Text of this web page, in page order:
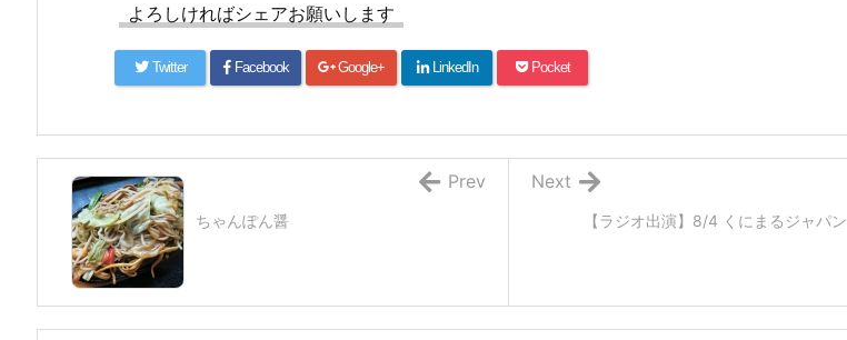
よろしければシェアお願いします
Twitter Facebook Google+ LinkedIn Pocket
【ラジオ出演】8/4 くにまるジャパン
Next
ちゃんぽん醤
Prev